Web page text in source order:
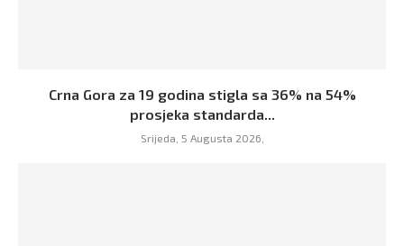
Crna Gora za 19 godina stigla sa 36% na 54%
prosjeka standarda...
Srijeda, 5 Augusta 2026,